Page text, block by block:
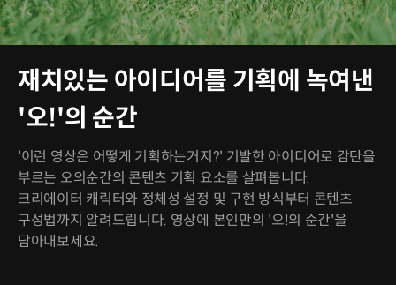
재치있는 아이디어를 기획에 녹여낸
'오!'의 순간
'이런 영상은 어떻게 기획하는거지?' 기발한 아이디어로 감탄을
부르는 오의순간의 콘텐츠 기획 요소를 살펴봅니다.
크리에이터 캐릭터와 정체성 설정 및 구현 방식부터 콘텐츠
구성법까지 알려드립니다. 영상에 본인만의 '오!의 순간'을
담아내보세요.